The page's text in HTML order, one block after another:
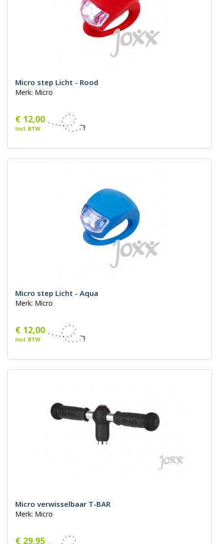
Micro step Licht - Rood
Merk: Micro
€ 12,00
Incl. BTW
Micro step Licht - Aqua
Merk: Micro
€ 12,00
Incl. BTW
Micro verwisselbaar T-BAR
Merk: Micro
€ 29,95